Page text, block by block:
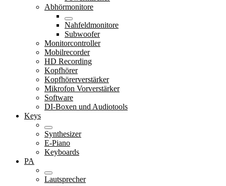
Abhörmonitore
Nahfeldmonitore
Subwoofer
Monitorcontroller
Mobilrecorder
HD Recording
Kopfhörer
Kopfhörerverstärker
Mikrofon Vorverstärker
Software
DI-Boxen und Audiotools
Keys
Synthesizer
E-Piano
Keyboards
PA
Lautsprecher